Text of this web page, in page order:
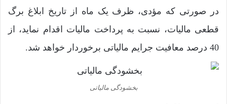
در صورتی که مؤدی، ظرف یک ماه از تاریخ ابلاغ برگ
قطعی مالیات، نسبت به پرداخت مالیات اقدام نماید، از
40 درصد معافیت جرایم مالیاتی برخوردار خواهد شد.
بخشودگی مالیاتی